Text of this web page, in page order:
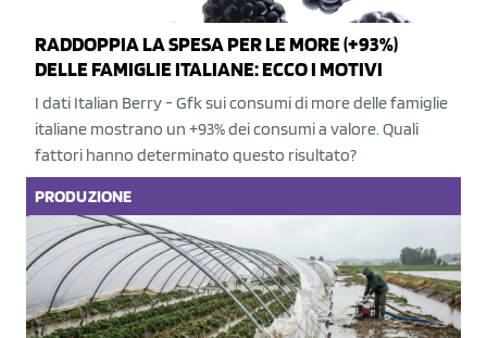
RADDOPPIA LA SPESA PER LE MORE (+93%)
DELLE FAMIGLIE ITALIANE: ECCO I MOTIVI
I dati Italian Berry - Gfk sui consumi di more delle famiglie
italiane mostrano un +93% dei consumi a valore. Quali
fattori hanno determinato questo risultato?
PRODUZIONE